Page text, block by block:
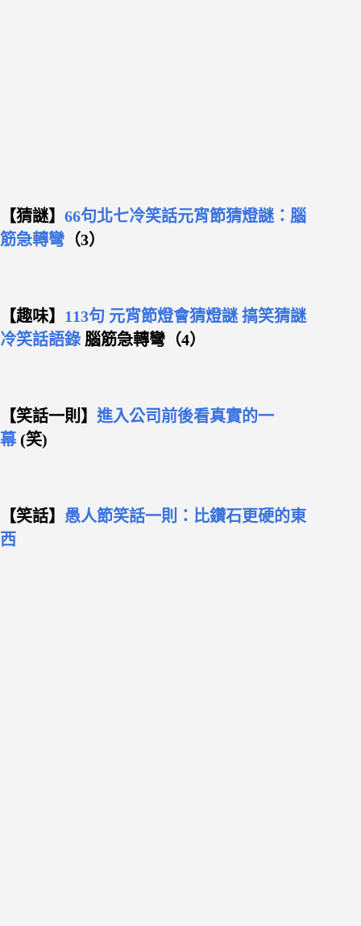
【猜謎】 66句北七冷笑話元宵節猜燈謎：腦
筋急轉彎 （3）
【趣味】 113句 元宵節燈會猜燈謎 搞笑猜謎
冷笑話語錄 腦筋急轉彎（4）
【笑話一則】 進入公司前後看真實的一
幕(笑)
【笑話】 愚人節笑話一則：比鑽石更硬的東
西